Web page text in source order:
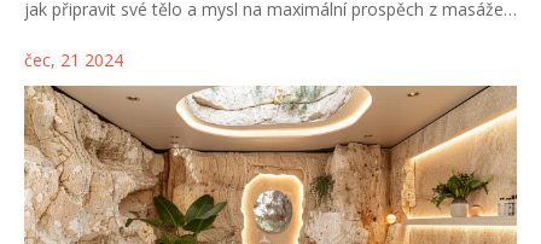
jak připravit své tělo a mysl na maximální prospěch z masáže.
masáží a proč je důležité čisté prostředí. Zjistíte také, jak
důležité je komunikovat s masérem a jaká cvičení můžete
provádět po masáži pro udržení účinků.
čec, 21 2024